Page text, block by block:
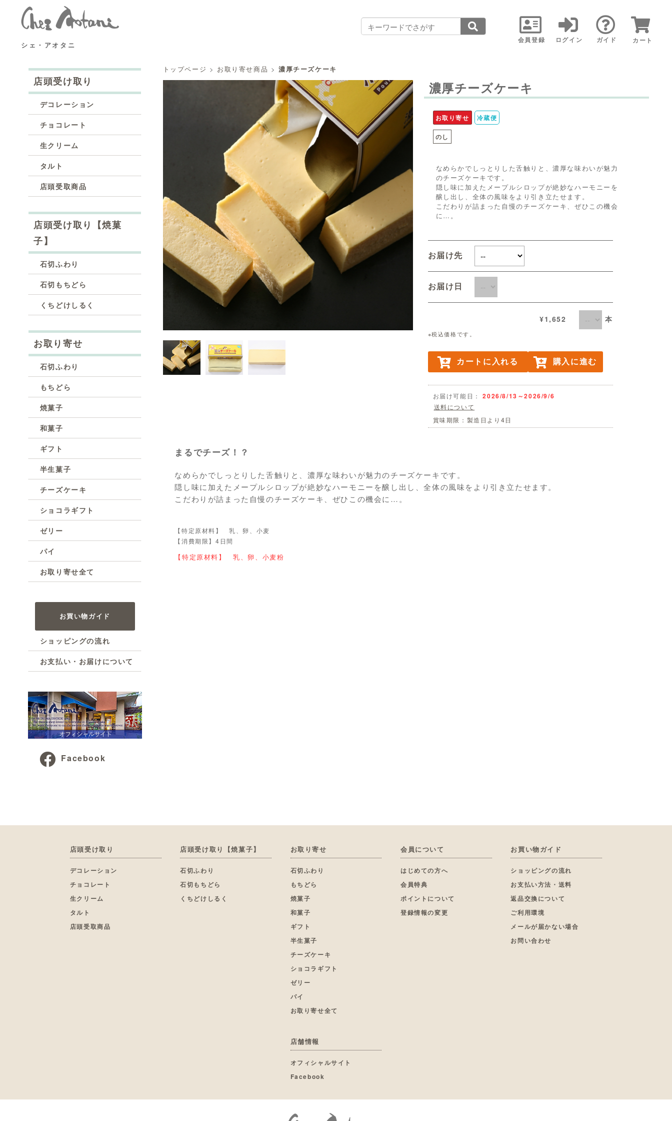
会員登録 ログイン ガイド カート
シェ・アオタニ
店頭受け取り
デコレーション
チョコレート
生クリーム
タルト
店頭受取商品
店頭受け取り【焼菓
子】
石切ふわり
石切もちどら
くちどけしるく
お取り寄せ
石切ふわり
もちどら
焼菓子
和菓子
ギフト
半生菓子
チーズケーキ
ショコラギフト
ゼリー
パイ
お取り寄せ全て
お買い物ガイド
ショッピングの流れ
お支払い・お届けについて
Facebook
トップページ > お取り寄せ商品 > 濃厚チーズケーキ
濃厚チーズケーキ
お取り寄せ 冷蔵便
のし
なめらかでしっとりした舌触りと、濃厚な味わいが魅力
のチーズケーキです。
隠し味に加えたメープルシロップが絶妙なハーモニーを
醸し出し、全体の風味をより引き立たせます。
こだわりが詰まった自慢のチーズケーキ、ぜひこの機会
に…。
お届け先
お届け日
¥1,652 本
※税込価格です。
カートに入れる 購入に進む
お届け可能日：2026/8/13～2026/9/6
送料について
賞味期限：製造日より4日
まるでチーズ！？
なめらかでしっとりした舌触りと、濃厚な味わいが魅力のチーズケーキです。
隠し味に加えたメープルシロップが絶妙なハーモニーを醸し出し、全体の風味をより引き立たせます。
こだわりが詰まった自慢のチーズケーキ、ぜひこの機会に…。
【特定原材料】 乳、卵、小麦
【消費期限】4日間
【特定原材料】 乳、卵、小麦粉
店頭受け取り
デコレーション
チョコレート
生クリーム
タルト
店頭受取商品
店頭受け取り【焼菓子】
石切ふわり
石切もちどら
くちどけしるく
お取り寄せ
石切ふわり
もちどら
焼菓子
和菓子
ギフト
半生菓子
チーズケーキ
ショコラギフト
ゼリー
パイ
お取り寄せ全て
会員について
はじめての方へ
会員特典
ポイントについて
登録情報の変更
お買い物ガイド
ショッピングの流れ
お支払い方法・送料
返品交換について
ご利用環境
メールが届かない場合
お問い合わせ
店舗情報
オフィシャルサイト
Facebook